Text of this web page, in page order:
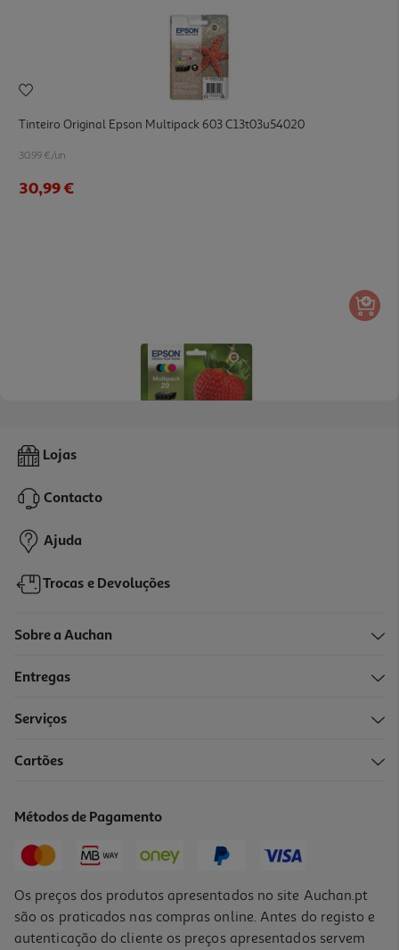
Tinteiro Original Epson Multipack 603 C13t03u54020
30.99 €/un
30,99 €
Tinteiro Original Epson Cores Pk T29864 C13t29864022
60,99 €
Lojas
Contacto
Ajuda
Trocas e Devoluções
Sobre a Auchan
Entregas
Serviços
Cartões
Métodos de Pagamento
Os preços dos produtos apresentados no site Auchan.pt
são os praticados nas compras online. Antes do registo e
autenticação do cliente os preços apresentados servem